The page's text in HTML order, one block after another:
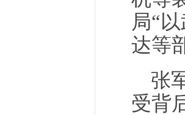
局“
达等
张
受背